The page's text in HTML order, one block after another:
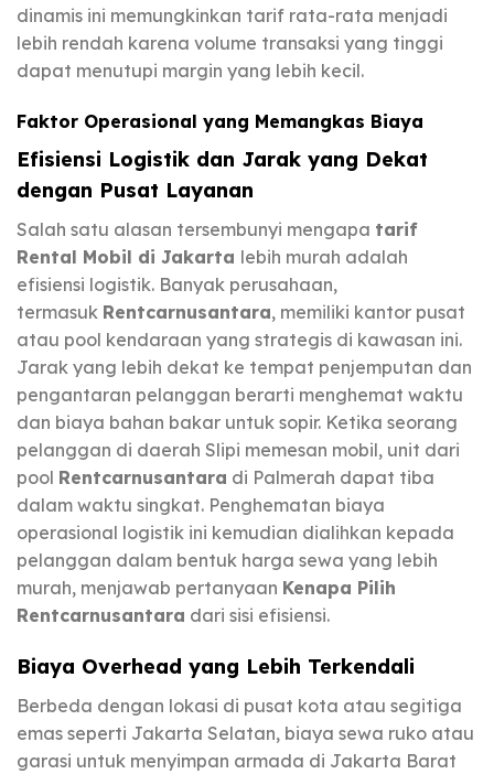
dinamis ini memungkinkan tarif rata-rata menjadi
lebih rendah karena volume transaksi yang tinggi
dapat menutupi margin yang lebih kecil.
Faktor Operasional yang Memangkas Biaya
Efisiensi Logistik dan Jarak yang Dekat
dengan Pusat Layanan
Salah satu alasan tersembunyi mengapa tarif
Rental Mobil di Jakarta lebih murah adalah
efisiensi logistik. Banyak perusahaan,
termasuk Rentcarnusantara, memiliki kantor pusat
atau pool kendaraan yang strategis di kawasan ini.
Jarak yang lebih dekat ke tempat penjemputan dan
pengantaran pelanggan berarti menghemat waktu
dan biaya bahan bakar untuk sopir. Ketika seorang
pelanggan di daerah Slipi memesan mobil, unit dari
pool Rentcarnusantara di Palmerah dapat tiba
dalam waktu singkat. Penghematan biaya
operasional logistik ini kemudian dialihkan kepada
pelanggan dalam bentuk harga sewa yang lebih
murah, menjawab pertanyaan Kenapa Pilih
Rentcarnusantara dari sisi efisiensi.
Biaya Overhead yang Lebih Terkendali
Berbeda dengan lokasi di pusat kota atau segitiga
emas seperti Jakarta Selatan, biaya sewa ruko atau
garasi untuk menyimpan armada di Jakarta Barat